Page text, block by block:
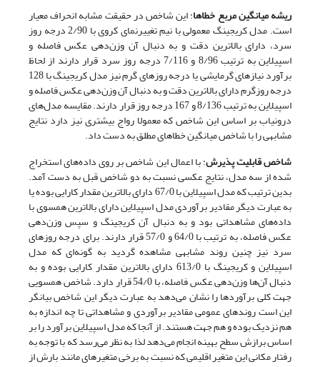
ریشه میانگین مربع خطاها: این شاخص در حقیقت مشابه انحراف معیار
است. مدل کریجینگ معمولی با نیم تغییرنمای کروی با 2/90 درجه روز
سرد، دارای بالاترین دقت و به دنبال آن وزن‌دهی عکس فاصله و
اسپیلاین به ترتیب 8/96 و 7/116 درجه روز سرد قرار دارند از لحاظ
برآورد نیازهای گرمایشی یا درجه روزهای گرم نیز مدل کریجینگ با 128
درجه روزگرم دارای بالاترین دقت و به دنبال آن وزن‌دهی عکس فاصله و
اسپیلاین به ترتیب 8/136 و 167 درجه روز قرار دارند. مقایسه مدل‌های
درونیاب بر اساس این شاخص که معمولا رواج بیشتری نیز دارد نتایج
مشابهی را با شاخص میانگین خطاهای مطلق به دست داد.
شاخص قابلیت پذیرش: با اعمال این شاخص بر روی داده‌های استخراج
شده از سه مدل، نتایج عکسی نسبت به دو شاخص قبل به دست آمد.
بدین ترتیب که مدل اسپیلاین با 67/0 دارای بالاترین مقدار کارایی بوده یا
به عبارت دیگر مقادیر برآوردی مدل اسپیلاین دارای بالاترین همسوی با
داده‌های مشاهداتی بود و به دنبال آن کریجینگ و سپس وزن‌دهی
عکس فاصله، به ترتیب با 64/0 و 57/0 قرار دارند. برای درجه روزهای
سرد نیز چنین روند مشابهی مشاهده گردید به گونه‌ای که مدل
اسپیلاین و کریجینگ با 613/0 دارای بالاترین مقدار کارایی بوده و به
دنبال آن‌ها وزن‌دهی عکس فاصله، با 54/0 قرار دارد. شاخص همسویی
جهت کلی برآوردها را نشان می‌دهد به عبارت دیگر این شاخص بیانگر
این است روندهای عمومی مقادیر برآوردی و مشاهداتی تا چه اندازه به
هم نزدیک بوده و هم جهت هستند. از آنجا که مدل اسپیلاین برآورد را بر
اساس برازش سطح بهینه انجام می‌دهد لذا به نظر می‌رسد که با توجه به
رفتار مکانی این متغیر اقلیمی که نسبت به برخی متغیرهای مانند بارش از